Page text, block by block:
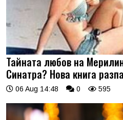
Тайната любов на
Синатра? Нова книга
06 Aug 14:48 0 595